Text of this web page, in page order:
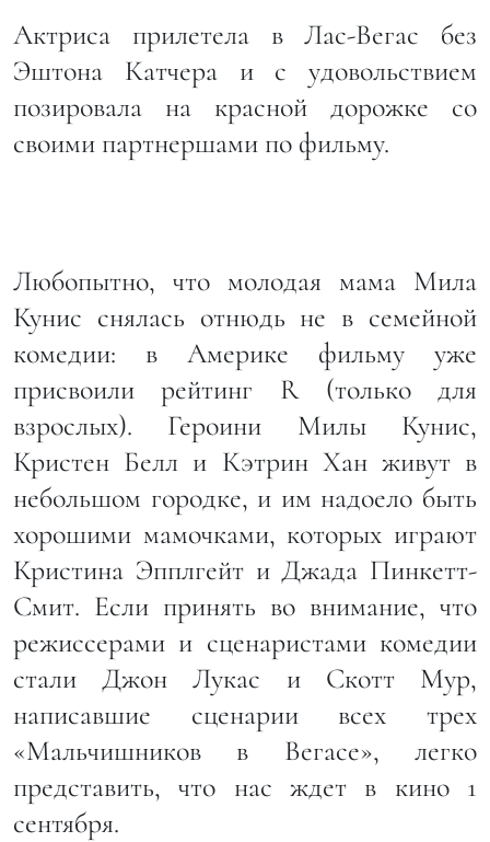
Актриса прилетела в Лас-Вегас без
Эштона Катчера и с удовольствием
позировала на красной дорожке со
своими партнершами по фильму.
Любопытно, что молодая мама Мила
Кунис снялась отнюдь не в семейной
комедии: в Америке фильму уже
присвоили рейтинг R (только для
взрослых). Героини Милы Кунис,
Кристен Белл и Кэтрин Хан живут в
небольшом городке, и им надоело быть
хорошими мамочками, которых играют
Кристина Эпплгейт и Джада Пинкетт-
Смит. Если принять во внимание, что
режиссерами и сценаристами комедии
стали Джон Лукас и Скотт Мур,
написавшие сценарии всех трех
«Мальчишников в Вегасе», легко
представить, что нас ждет в кино 1
сентября.